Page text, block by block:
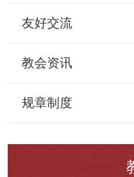
友好交流
教会资讯
规章制度